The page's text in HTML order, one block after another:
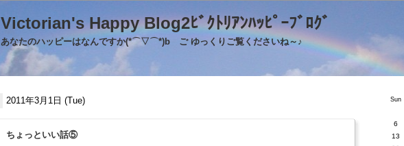
Victorian's Happy Blog2ﾋﾞｸﾄﾘｱﾝﾊｯﾋﾟｰﾌﾞﾛｸﾞ
あなたのハッピーはなんですか(*⌒▽⌒*)b ご ゆっくりご覧くださいね～♪
2011年3月1日 (Tue)
ちょっといい話⑤
Sun
6
13